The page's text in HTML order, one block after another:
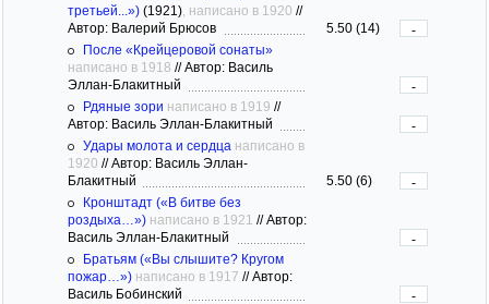
третьей...») (1921) , написано в 1920 //
Автор: Валерий Брюсов
5.50 (14)
-
После «Крейцеровой сонаты»
написано в 1918 //Автор: Василь
Эллан-Блакитный
-
Рдяные зори написано в 1919 //
Автор: Василь Эллан-Блакитный
-
Удары молота и сердца написано в
1920 //Автор: Василь Эллан-
Блакитный
5.50 (6)
-
Кронштадт («В битве без
роздыха…») написано в 1921 //Автор:
Василь Эллан-Блакитный
-
Братьям («Вы слышите? Кругом
пожар…») написано в 1917 //Автор:
Василь Бобинский
-